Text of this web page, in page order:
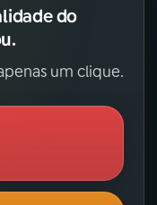
do
um clique.